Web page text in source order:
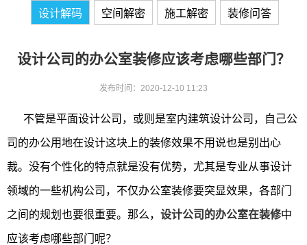
设计解码 空间解密 施工解密 装修问答
设计公司的办公室装修应该考虑哪些部门？
发布时间：2020-12-10 11:23
不管是平面设计公司，或则是室内建筑设计公司，自己公
司的办公用地在设计这块上的装修效果不用说也是别出心
裁。没有个性化的特点就是没有优势，尤其是专业从事设计
领域的一些机构公司，不仅办公室装修要突显效果，各部门
之间的规划也要很重要。那么， 设计公司的办公室在装修中
应该考虑哪些部门呢？